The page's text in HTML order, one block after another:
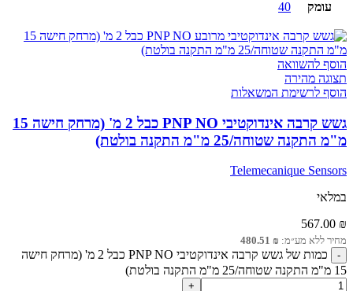
עומק 40
הוסף להשוואה
תצוגה מהירה
הוסף לרשימת המשאלות
גשש קרבה אינדוקטיבי PNP NO כבל 2 מ' (מרחק חישה 15
מ"מ התקנה שטוחה/25 מ"מ התקנה בולטת)
Telemecanique Sensors
במלאי
567.00 ₪
מחיר ללא מע״מ: 480.51 ₪
כמות של גשש קרבה אינדוקטיבי PNP NO כבל 2 מ' (מרחק חישה
15 מ"מ התקנה שטוחה/25 מ"מ התקנה בולטת)